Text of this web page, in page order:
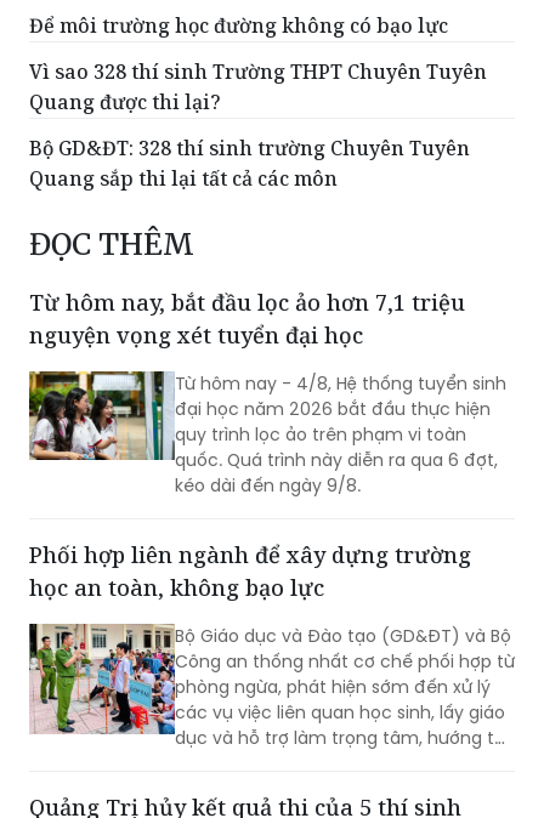
Để môi trường học đường không có bạo lực
Vì sao 328 thí sinh Trường THPT Chuyên Tuyên
Quang được thi lại?
Bộ GD&ĐT: 328 thí sinh trường Chuyên Tuyên
Quang sắp thi lại tất cả các môn
ĐỌC THÊM
Từ hôm nay, bắt đầu lọc ảo hơn 7,1 triệu
nguyện vọng xét tuyển đại học
Từ hôm nay - 4/8, Hệ thống tuyển sinh
đại học năm 2026 bắt đầu thực hiện
quy trình lọc ảo trên phạm vi toàn
quốc. Quá trình này diễn ra qua 6 đợt,
kéo dài đến ngày 9/8.
Phối hợp liên ngành để xây dựng trường
học an toàn, không bạo lực
Bộ Giáo dục và Đào tạo (GD&ĐT) và Bộ
Công an thống nhất cơ chế phối hợp từ
phòng ngừa, phát hiện sớm đến xử lý
các vụ việc liên quan học sinh, lấy giáo
dục và hỗ trợ làm trọng tâm, hướng tới
Quảng Trị hủy kết quả thi của 5 thí sinh